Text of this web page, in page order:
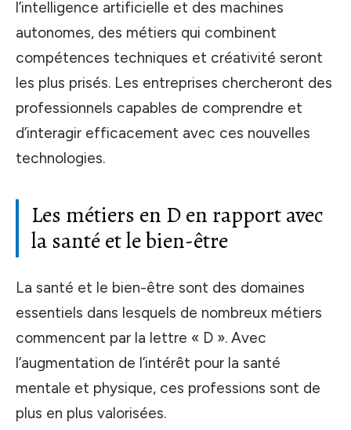
l’intelligence artificielle et des machines
autonomes, des métiers qui combinent
compétences techniques et créativité seront
les plus prisés. Les entreprises chercheront des
professionnels capables de comprendre et
d’interagir efficacement avec ces nouvelles
technologies.
Les métiers en D en rapport avec
la santé et le bien-être
La santé et le bien-être sont des domaines
essentiels dans lesquels de nombreux métiers
commencent par la lettre « D ». Avec
l’augmentation de l’intérêt pour la santé
mentale et physique, ces professions sont de
plus en plus valorisées.